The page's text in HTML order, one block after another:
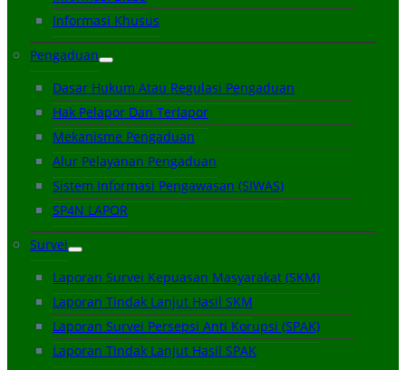
Informasi Khusus
Pengaduan
Dasar Hukum Atau Regulasi Pengaduan
Hak Pelapor Dan Terlapor
Mekanisme Pengaduan
Alur Pelayanan Pengaduan
Sistem Informasi Pengawasan (SIWAS)
SP4N LAPOR
Survei
Laporan Survei Kepuasan Masyarakat (SKM)
Laporan Tindak Lanjut Hasil SKM
Laporan Survei Persepsi Anti Korupsi (SPAK)
Laporan Tindak Lanjut Hasil SPAK